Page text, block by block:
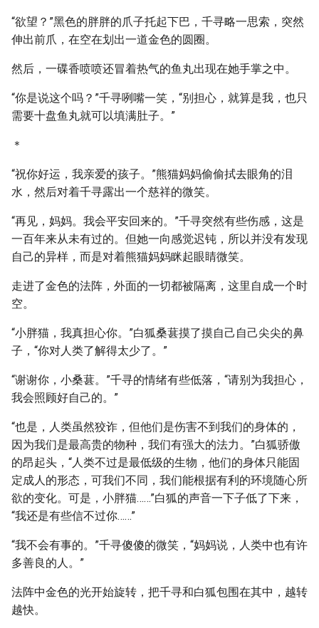
“欲望？”黑色的胖胖的爪子托起下巴，千寻略一思索，突然
伸出前爪，在空在划出一道金色的圆圈。
然后，一碟香喷喷还冒着热气的鱼丸出现在她手掌之中。
“你是说这个吗？”千寻咧嘴一笑，“别担心，就算是我，也只
需要十盘鱼丸就可以填满肚子。”
＊
“祝你好运，我亲爱的孩子。”熊猫妈妈偷偷拭去眼角的泪
水，然后对着千寻露出一个慈祥的微笑。
“再见，妈妈。我会平安回来的。”千寻突然有些伤感，这是
一百年来从未有过的。但她一向感觉迟钝，所以并没有发现
自己的异样，而是对着熊猫妈妈眯起眼睛微笑。
走进了金色的法阵，外面的一切都被隔离，这里自成一个时
空。
“小胖猫，我真担心你。”白狐桑葚摸了摸自己自己尖尖的鼻
子，“你对人类了解得太少了。”
“谢谢你，小桑葚。”千寻的情绪有些低落，“请别为我担心，
我会照顾好自己的。”
“也是，人类虽然狡诈，但他们是伤害不到我们的身体的，
因为我们是最高贵的物种，我们有强大的法力。”白狐骄傲
的昂起头，“人类不过是最低级的生物，他们的身体只能固
定成人的形态，可我们不同，我们能根据有利的环境随心所
欲的变化。可是，小胖猫……”白狐的声音一下子低了下来，
“我还是有些信不过你……”
“我不会有事的。”千寻傻傻的微笑，“妈妈说，人类中也有许
多善良的人。”
法阵中金色的光开始旋转，把千寻和白狐包围在其中，越转
越快。